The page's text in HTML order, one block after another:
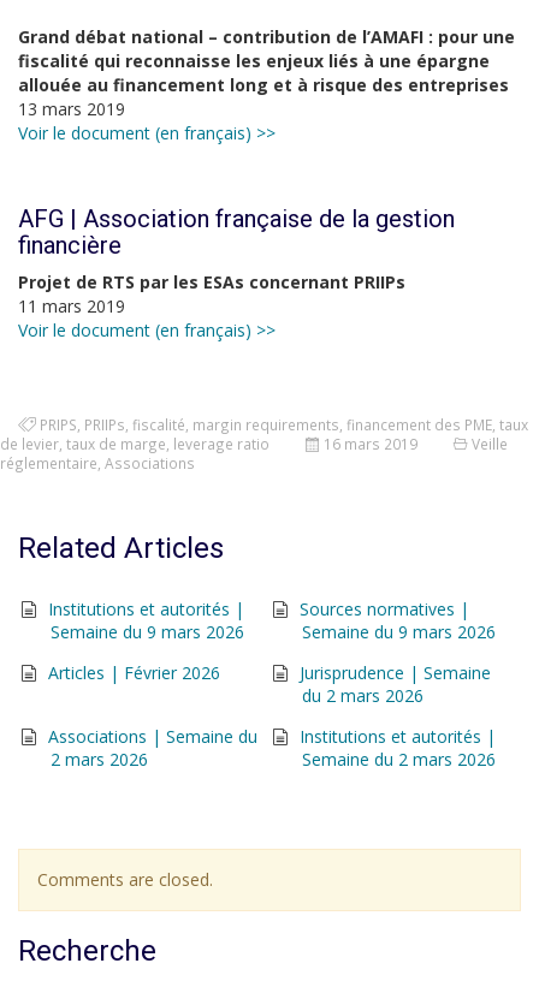
Grand débat national – contribution de l’AMAFI : pour une
fiscalité qui reconnaisse les enjeux liés à une épargne
allouée au financement long et à risque des entreprises
13 mars 2019
Voir le document (en français) >>
AFG | Association française de la gestion
financière
Projet de RTS par les ESAs concernant PRIIPs
11 mars 2019
Voir le document (en français) >>
PRIPS PRIIPs fiscalité margin requirements financement des PME taux
de levier taux de marge leverage ratio 16 mars 2019
Veille
réglementaire Associations
Related Articles
Institutions et autorités |
Semaine du 9 mars 2026
Sources normatives |
Semaine du 9 mars 2026
Articles | Février 2026
Jurisprudence | Semaine
du 2 mars 2026
Associations | Semaine du
2 mars 2026
Institutions et autorités |
Semaine du 2 mars 2026
Comments are closed.
Recherche